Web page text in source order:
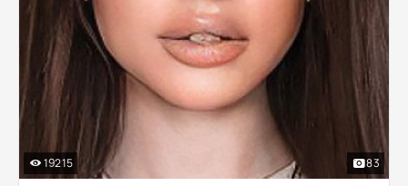
19215 83